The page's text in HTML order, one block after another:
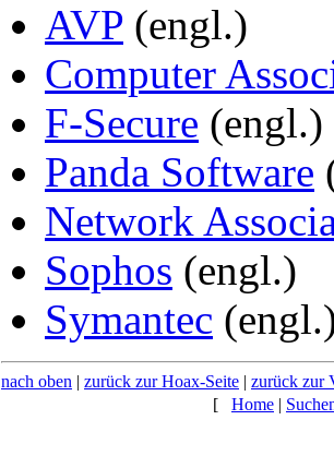
AVP (engl.)
Computer
F-Secure (engl.)
Panda Software
Network
Sophos (engl.)
Symantec
nach oben | zurück zur Hoax-Seite | zurück zur
[ Home |